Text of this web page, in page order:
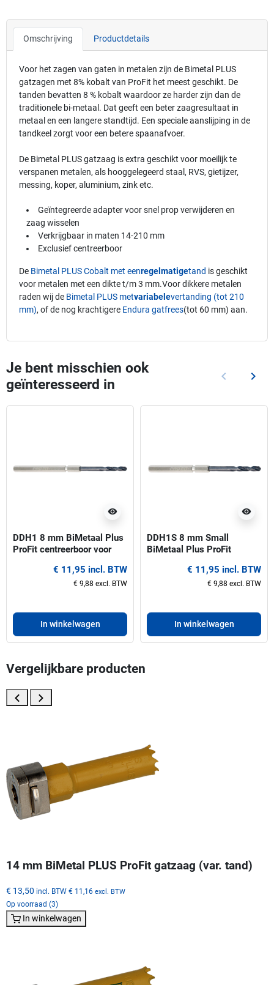
Omschrijving Productdetails
Voor het zagen van gaten in metalen zijn de Bimetal PLUS
gatzagen met 8% kobalt van ProFit het meest geschikt. De
tanden bevatten 8 % kobalt waardoor ze harder zijn dan de
traditionele bi-metaal. Dat geeft een beter zaagresultaat in
metaal en een langere standtijd. Een speciale aanslijping in de
tandkeel zorgt voor een betere spaanafvoer.
De Bimetal PLUS gatzaag is extra geschikt voor moeilijk te
verspanen metalen, als hooggelegeerd staal, RVS, gietijzer,
messing, koper, aluminium, zink etc.
Geïntegreerde adapter voor snel prop verwijderen en
zaag wisselen
Verkrijgbaar in maten 14-210 mm
Exclusief centreerboor
De Bimetal PLUS Cobalt met eenregelmatigetand is geschikt
voor metalen met een dikte t/m 3 mm.Voor dikkere metalen
raden wij de Bimetal PLUS metvariabelevertanding (tot 210
mm), of de nog krachtigere Endura gatfrees(tot 60 mm) aan.
Je bent misschien ook
geïnteresseerd in
Vorige
keyboard_arrow_left keyboard_arrow_right
visibility
DDH1 8 mm BiMetaal Plus
ProFit centreerboor voor
€ 11,95 incl. BTW
€ 9,88 excl. BTW
In winkelwagen
visibility
DDH1S 8 mm Small
BiMetaal Plus ProFit
14-30 mm€ 11,95 incl. BTW
€ 9,88 excl. BTW
In winkelwagen
Vergelijkbare producten
14 mm BiMetal PLUS ProFit gatzaag (var. tand)
€ 13,50 incl. BTW € 11,16 excl. BTW
Op voorraad (3)
In winkelwagen